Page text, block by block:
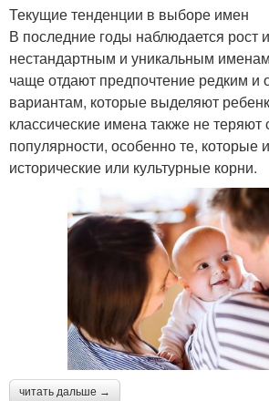
Текущие тенденции в выборе имен
В последние годы наблюдается рост
нестандартным и уникальным
чаще отдают предпочтение редким и
вариантам, которые выделяют
классические имена также не теряют
популярности, особенно те, которые
исторические или культурные корни.
читать дальше →